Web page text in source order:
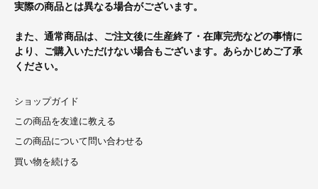
実際の商品とは異なる場合がございます。
また、通常商品は、ご注文後に生産終了・在庫完売などの事情に
より、ご購入いただけない場合もございます。あらかじめご了承
ください。
ショップガイド
この商品を友達に教える
この商品について問い合わせる
買い物を続ける